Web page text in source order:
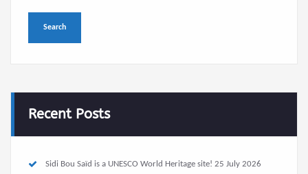
Recent Posts
Sidi Bou Saïd is a UNESCO World Heritage site! 25 July 2026